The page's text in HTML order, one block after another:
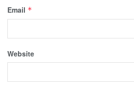
Email *
Website